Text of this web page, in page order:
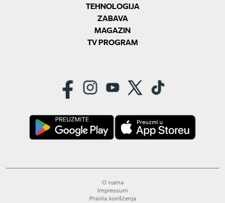
TEHNOLOGIJA
ZABAVA
MAGAZIN
TV PROGRAM
O nama
Impressum
Pravila korišćenja